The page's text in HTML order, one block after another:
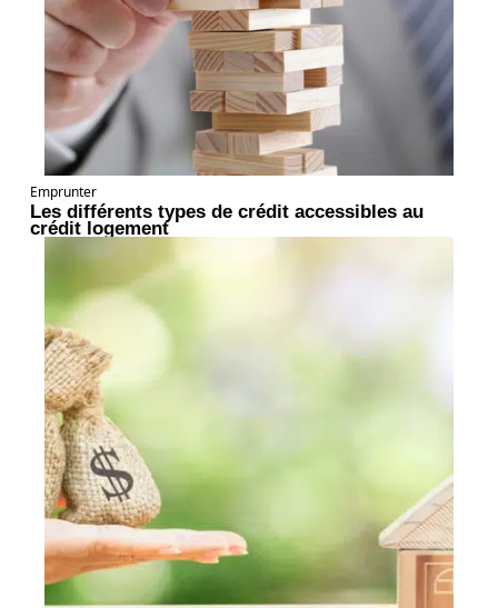
Emprunter
Les différents types de crédit accessibles au
crédit logement